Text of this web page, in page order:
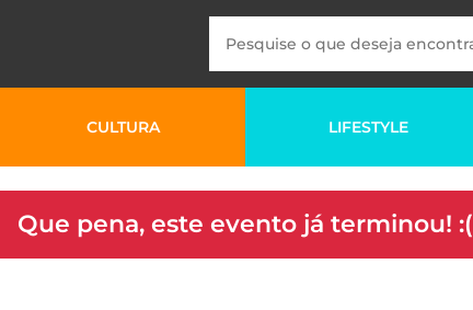
CULTURA LIFESTYLE
Que pena, este evento já terminou! :(